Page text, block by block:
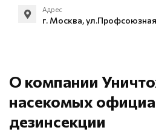
Адрес
г. Москва,
О компании
насекомых
дезинсекции